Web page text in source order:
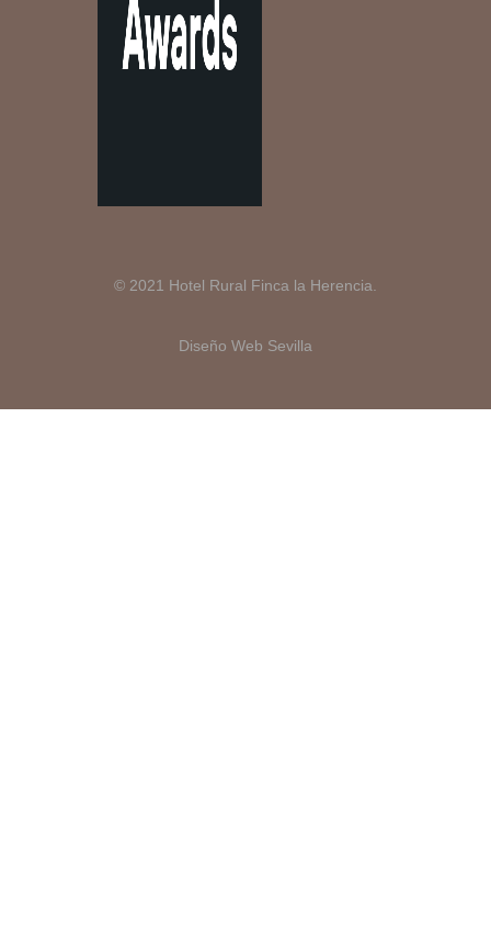
© 2021 Hotel Rural Finca la Herencia.
Diseño Web Sevilla